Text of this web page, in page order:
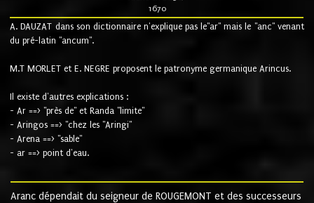
1670
A. DAUZAT dans son dictionnaire n'explique pas le"ar" mais le "anc" venant
du pré-latin "ancum".
M.T MORLET et E. NEGRE proposent le patronyme germanique Arincus.
Il existe d'autres explications :
- Ar ==> "près de" et Randa "limite"
- Aringos ==> "chez les "Aringi"
- Arena ==> "sable"
- ar ==> point d'eau.
Aranc dépendait du seigneur de ROUGEMONT et des successeurs